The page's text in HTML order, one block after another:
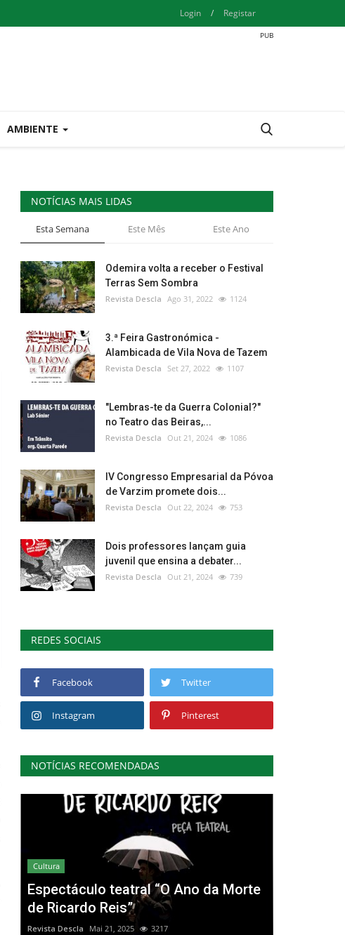
Login / Registar
AMBIENTE
NOTÍCIAS MAIS LIDAS
Esta Semana Este Mês Este Ano
Odemira volta a receber o Festival
Terras Sem Sombra
Revista Descla Ago 31, 2022 1124
3.ª Feira Gastronómica -
Alambicada de Vila Nova de Tazem
Revista Descla Set 27, 2022 1107
"Lembras-te da Guerra Colonial?"
no Teatro das Beiras,...
Revista Descla Out 21, 2024 1086
IV Congresso Empresarial da Póvoa
de Varzim promete dois...
Revista Descla Out 22, 2024 753
Dois professores lançam guia
juvenil que ensina a debater...
Revista Descla Out 21, 2024 739
REDES SOCIAIS
Facebook Twitter
Instagram Pinterest
NOTÍCIAS RECOMENDADAS
Cultura
Espectáculo teatral “O Ano da Morte
de Ricardo Reis”
Revista Descla Mai 21, 2025 3217